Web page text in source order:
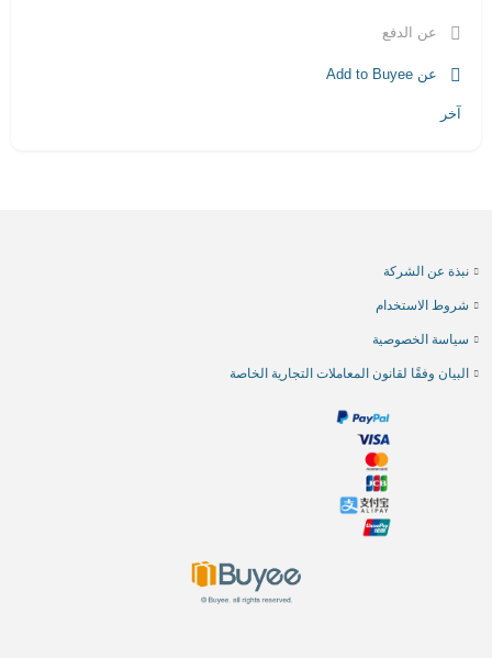
عن الدفع
عن Add to Buyee
آخر
نبذة عن الشركة
شروط الاستخدام
سياسة الخصوصية
البيان وفقًا لقانون المعاملات التجارية الخاصة